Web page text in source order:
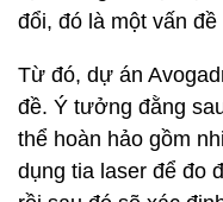
đổi, đó là một vấn
Từ đó, dự án
đề. Ý tưởng đằng
thể hoàn hảo gồm
dụng tia laser để đo